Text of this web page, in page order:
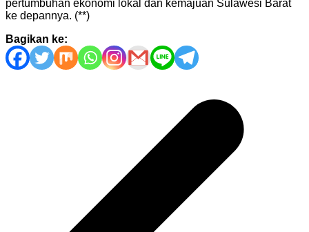
pertumbuhan ekonomi lokal dan kemajuan Sulawesi Barat
ke depannya. (**)
Bagikan ke: